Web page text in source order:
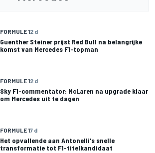
FORMULE 12 d
Guenther Steiner prijst Red Bull na belangrijke
komst van Mercedes F1-topman
FORMULE 12 d
Sky F1-commentator: McLaren na upgrade klaar
om Mercedes uit te dagen
FORMULE 17 d
Het opvallende aan Antonelli's snelle
transformatie tot F1-titelkandidaat